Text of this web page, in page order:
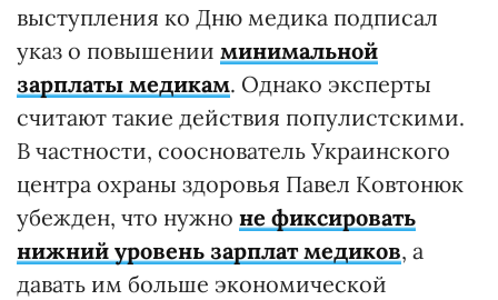
выступления ко Дню медика подписал
указ о повышении минимальной
зарплаты медикам. Однако эксперты
считают такие действия популистскими.
В частности, сооснователь Украинского
центра охраны здоровья Павел Ковтонюк
убежден, что нужно не фиксировать
нижний уровень зарплат медиков, а
давать им больше экономической